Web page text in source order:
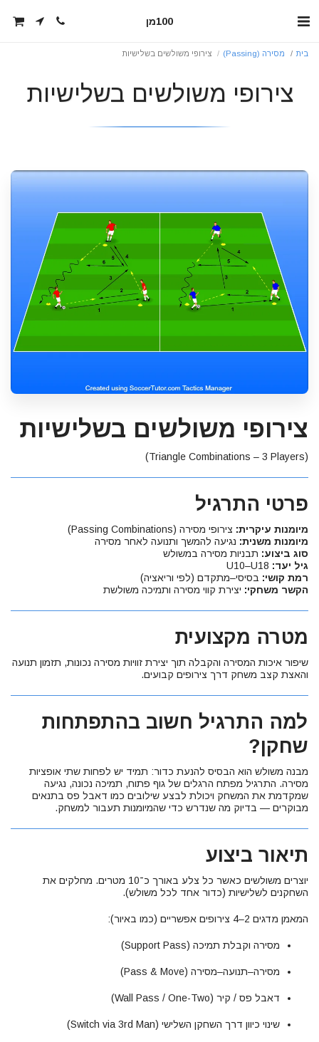
100מן
בית מסירה (Passing) צירופי משולשים בשלישיות
צירופי משולשים בשלישיות
צירופי משולשים בשלישיות
(Triangle Combinations – 3 Players)
פרטי התרגיל
מיומנות עיקרית: צירופי מסירה (Passing Combinations)
מיומנות משנית: נגיעה להמשך ותנועה לאחר מסירה
סוג ביצוע: תבניות מסירה במשולש
גיל יעד:
רמת קושי: בסיסי–מתקדם (לפי וריאציה)
הקשר משחקי: יצירת קווי מסירה ותמיכה משולשת
מטרה מקצועית
שיפור איכות המסירה והקבלה תוך יצירת זוויות מסירה נכונות, תזמון תנועה
והאצת קצב משחק דרך צירופים קבועים.
למה התרגיל חשוב בהתפתחות
שחקן?
מבנה משולש הוא הבסיס להנעת כדור: תמיד יש לפחות שתי אופציות
מסירה. התרגיל מפתח הרגלים של גוף פתוח, תמיכה נכונה, נגיעה
שמקדמת את המשחק ויכולת לבצע שילובים כמו דאבל פס בתנאים
מבוקרים — בדיוק מה שנדרש כדי שהמיומנות תעבור למשחק.
תיאור ביצוע
יוצרים משולשים כאשר כל צלע באורך כ־10 מטרים. מחלקים את
השחקנים לשלישיות (כדור אחד לכל משולש).
המאמן מדגים 2–4 צירופים אפשריים (כמו באיור):
מסירה וקבלת תמיכה (Support Pass)
מסירה–תנועה–מסירה (Pass & Move)
דאבל פס / קיר (Wall Pass / One-Two)
שינוי כיוון דרך השחקן השלישי (Switch via 3rd Man)